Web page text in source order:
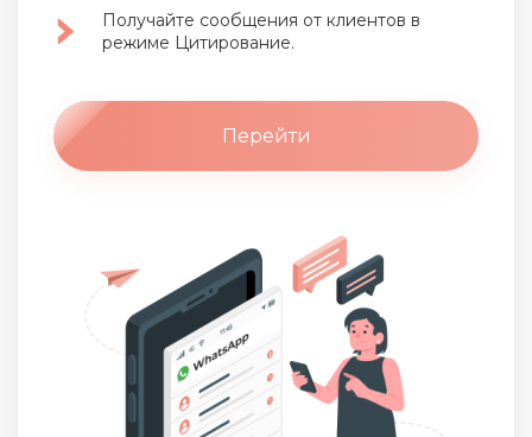
Получайте сообщения от клиентов в
режиме Цитирование.
Перейти